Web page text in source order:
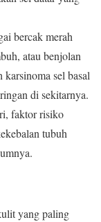
bercak merah
atau benjolan
sel basal
di sekitarnya.
faktor risiko
tubuh
yang paling